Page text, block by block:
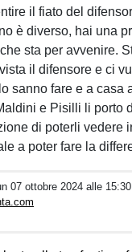
il fiato del
è diverso, hai una
sta per avvenire.
il difensore e ci
sanno fare e a casa
e Pisilli li porto
di poterli vedere
a poter fare la
07 ottobre 2024 alle 15:30